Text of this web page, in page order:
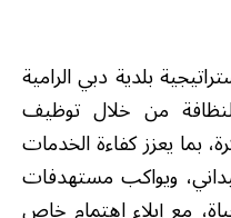
بلدية دبي الرامية
من خلال توظيف
بما يعزز كفاءة الخدمات
ويواكب مستهدفات